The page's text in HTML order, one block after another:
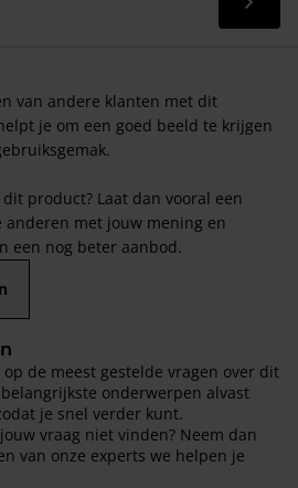
Lees
van andere klanten met dit
je om een goed beeld te krijgen
product? Laat dan vooral een
anderen met jouw mening en
een nog beter aanbod.
de meest gestelde vragen over dit
onderwerpen alvast
je snel verder kunt.
vraag niet vinden? Neem dan
van onze experts we helpen je